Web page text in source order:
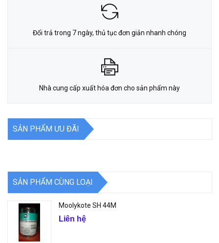
Đổi trả trong 7 ngày, thủ tục đơn giản nhanh chóng
Nhà cung cấp xuất hóa đơn cho sản phẩm này
SẢN PHẨM ƯU ĐÃI
SẢN PHẨM CÙNG LOẠI
Moolykote SH 44M
Liên hệ